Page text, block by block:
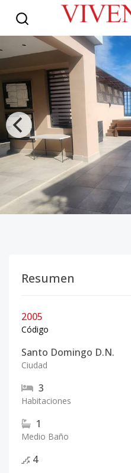
Resumen
2005
Código
Santo Domingo D.N.
Ciudad
3
Habitaciones
1
Medio Baño
4